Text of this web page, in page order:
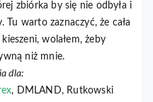
zbiórka by się nie odbyła i
warto zaznaczyć, że cała
wolałem, żeby
niż mnie.
dla:
, DMLAND, Rutkowski